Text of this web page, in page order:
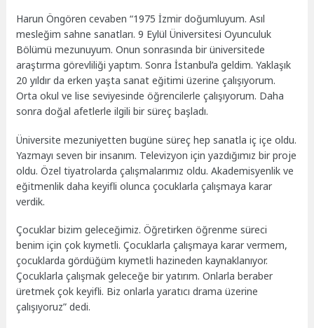
Harun Öngören cevaben “1975 İzmir doğumluyum. Asıl
mesleğim sahne sanatları. 9 Eylül Üniversitesi Oyunculuk
Bölümü mezunuyum. Onun sonrasında bir üniversitede
araştırma görevliliği yaptım. Sonra İstanbul’a geldim. Yaklaşık
20 yıldır da erken yaşta sanat eğitimi üzerine çalışıyorum.
Orta okul ve lise seviyesinde öğrencilerle çalışıyorum. Daha
sonra doğal afetlerle ilgili bir süreç başladı.
Üniversite mezuniyetten bugüne süreç hep sanatla iç içe oldu.
Yazmayı seven bir insanım. Televizyon için yazdığımız bir proje
oldu. Özel tiyatrolarda çalışmalarımız oldu. Akademisyenlik ve
eğitmenlik daha keyifli olunca çocuklarla çalışmaya karar
verdik.
Çocuklar bizim geleceğimiz. Öğretirken öğrenme süreci
benim için çok kıymetli. Çocuklarla çalışmaya karar vermem,
çocuklarda gördüğüm kıymetli hazineden kaynaklanıyor.
Çocuklarla çalışmak geleceğe bir yatırım. Onlarla beraber
üretmek çok keyifli. Biz onlarla yaratıcı drama üzerine
çalışıyoruz” dedi.